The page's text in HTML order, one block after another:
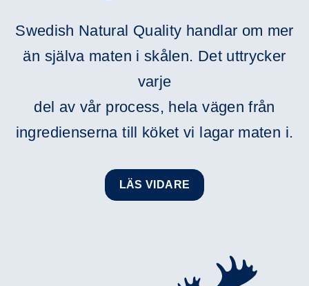
Swedish Natural Quality handlar om mer
än själva maten i skålen. Det uttrycker
varje
del av vår process, hela vägen från
ingredienserna till köket vi lagar maten i.
LÄS VIDARE